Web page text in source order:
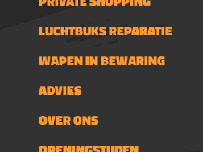
LUCHTBUKS REPARATIE
WAPEN IN BEWARING
ADVIES
OVER ONS